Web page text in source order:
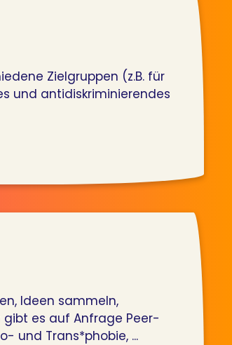
Zielgruppen (z.B. für
und antidiskriminierendes
Ideen sammeln,
es auf Anfrage Peer-
und Trans*phobie, ...